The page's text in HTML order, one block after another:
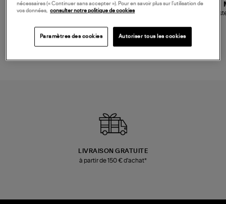
JEROME DREYFUSS
Sac Bobi S Cuir Lamé
TORAL
Mocassins Killian Sport
LIVRAISON GRATUITE
à partir de 150 € d'achat*
nécessaires (« Continuer sans accepter »). Pour en savoir plus sur l’utilisation de
vos données, consulter notre politique de cookies
Paramètres des cookies Autoriser tous les cookies